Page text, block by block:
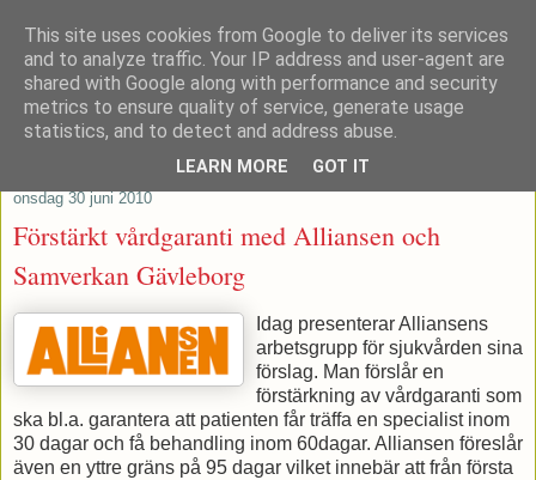
Patrik Stenvard
Tankar från ett moderat regionråd
onsdag 30 juni 2010
Förstärkt vårdgaranti med Alliansen och
Samverkan Gävleborg
Idag presenterar Alliansens
arbetsgrupp för sjukvården sina
förslag. Man förslår en
förstärkning av vårdgaranti som
ska bl.a. garantera att patienten får träffa en specialist inom
30 dagar och få behandling inom 60dagar. Alliansen föreslår
även en yttre gräns på 95 dagar vilket innebär att från första
This site uses cookies from Google to deliver its services
and to analyze traffic. Your IP address and user-agent are
shared with Google along with performance and security
metrics to ensure quality of service, generate usage
statistics, and to detect and address abuse.
LEARN MORE GOT IT